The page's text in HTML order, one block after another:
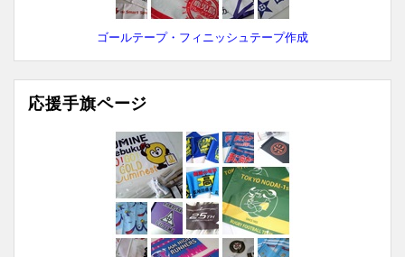
ゴールテープ・フィニッシュテープ作成
応援手旗ページ